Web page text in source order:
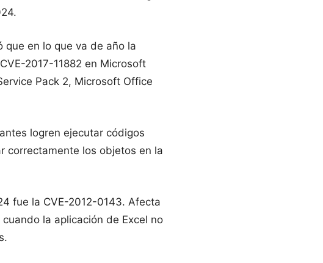
en lo que va de año la
2017-11882 en Microsoft
Pack 2, Microsoft Office
logren ejecutar códigos
correctamente los objetos en la
fue la CVE-2012-0143. Afecta
la aplicación de Excel no